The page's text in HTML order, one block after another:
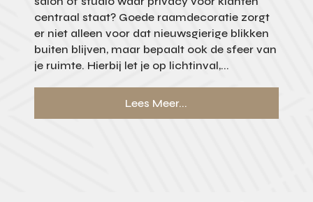
centraal staat? Goede raamdecoratie zorgt
er niet alleen voor dat nieuwsgierige blikken
buiten blijven, maar bepaalt ook de sfeer van
je ruimte. Hierbij let je op lichtinval,...
Lees Meer...